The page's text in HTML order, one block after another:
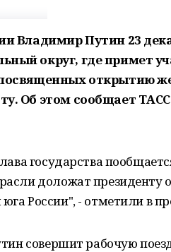
Владимир Путин 23
округ, где примет
открытию
Об этом сообщает ТАСС
государства
доложат президенту
России", - отметили в
совершит рабочую